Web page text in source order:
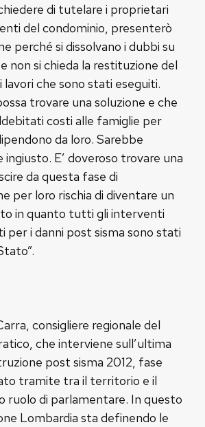
di tutelare i proprietari
del condominio, presenterò
perché si dissolvano i dubbi su
non si chieda la restituzione del
che sono stati eseguiti.
trovare una soluzione e che
costi alle famiglie per
da loro. Sarebbe
E’ doveroso trovare una
da questa fase di
per loro rischia di diventare un
in quanto tutti gli interventi
per i danni post sisma sono stati
consigliere regionale del
che interviene sull’ultima
post sisma 2012, fase
tramite tra il territorio e il
ruolo di parlamentare. In questo
Lombardia sta definendo le